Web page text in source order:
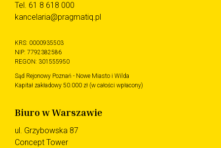
Tel. 61 8 618 000
kancelaria@pragmatiq.pl
KRS: 0000935503
NIP: 7792382586
REGON: 301555950
Sąd Rejonowy Poznań - Nowe Miasto i Wilda
Kapitał zakładowy 50.000 zł (w całości wpłacony)
Biuro w Warszawie
ul. Grzybowska 87
Concept Tower